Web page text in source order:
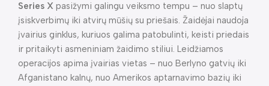
Series X pasižymi galingu veiksmo tempu – nuo slaptų
įsiskverbimų iki atvirų mūšių su priešais. Žaidėjai naudoja
įvairius ginklus, kuriuos galima patobulinti, keisti priedais
ir pritaikyti asmeniniam žaidimo stiliui. Leidžiamos
operacijos apima įvairias vietas – nuo Berlyno gatvių iki
Afganistano kalnų, nuo Amerikos aptarnavimo bazių iki